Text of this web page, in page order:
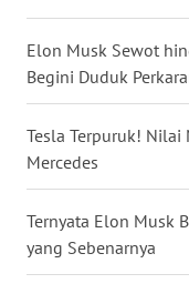
Elon Musk Sewot
Begini Duduk
Tesla Terpuruk! Nilai
Mercedes
Ternyata Elon Musk
yang Sebenarnya
WN
NUSANTARA
WN
JOGJA
WN
JATIM